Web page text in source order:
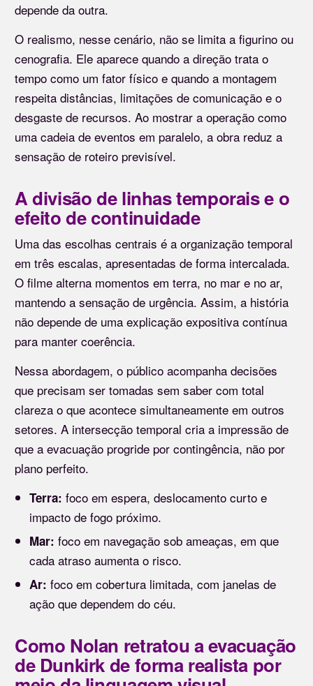
depende da outra.
O realismo, nesse cenário, não se limita a figurino ou
cenografia. Ele aparece quando a direção trata o
tempo como um fator físico e quando a montagem
respeita distâncias, limitações de comunicação e o
desgaste de recursos. Ao mostrar a operação como
uma cadeia de eventos em paralelo, a obra reduz a
sensação de roteiro previsível.
A divisão de linhas temporais e o
efeito de continuidade
Uma das escolhas centrais é a organização temporal
em três escalas, apresentadas de forma intercalada.
O filme alterna momentos em terra, no mar e no ar,
mantendo a sensação de urgência. Assim, a história
não depende de uma explicação expositiva contínua
para manter coerência.
Nessa abordagem, o público acompanha decisões
que precisam ser tomadas sem saber com total
clareza o que acontece simultaneamente em outros
setores. A intersecção temporal cria a impressão de
que a evacuação progride por contingência, não por
plano perfeito.
Terra: foco em espera, deslocamento curto e
impacto de fogo próximo.
Mar: foco em navegação sob ameaças, em que
cada atraso aumenta o risco.
Ar: foco em cobertura limitada, com janelas de
ação que dependem do céu.
Como Nolan retratou a evacuação
de Dunkirk de forma realista por